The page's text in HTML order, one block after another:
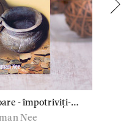
- împotriviți-vă
Nee